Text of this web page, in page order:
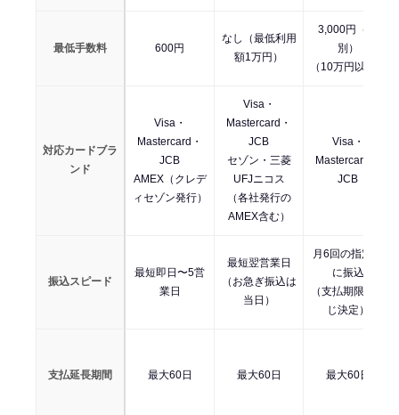
最低手数料 600円
なし（最低利用
額1万円）
3,000円（税
別）
（10万円以下）
対応カードブラ
ンド
Visa・
Mastercard・
JCB
AMEX（クレデ
ィセゾン発行）
Visa・
Mastercard・
JCB
セゾン・三菱
UFJニコス
（各社発行の
AMEX含む）
Visa・
Mastercard・
JCB
振込スピード
最短即日〜5営
業日
最短翌営業日
（お急ぎ振込は
当日）
月6回の指定日
に振込
（支払期限に応
じ決定）
支払延長期間 最大60日 最大60日 最大60日